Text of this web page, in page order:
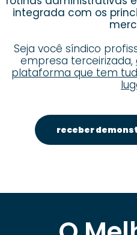
integrada com os
Seja você síndico
empresa terceirizada,
plataforma que tem
receber